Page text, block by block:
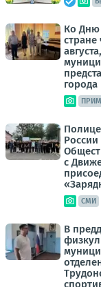
Ко Дню
стране
города
с
СМИ
В